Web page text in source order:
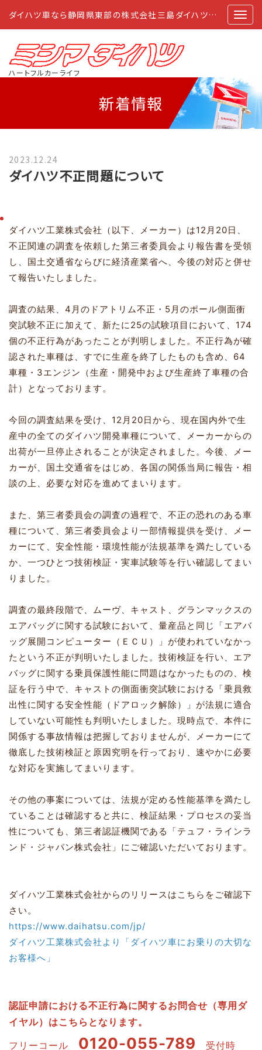
ダイハツ車なら静岡県東部の株式会社三島ダイハツにおまかせ
ハートフルカーライフ
新着情報
2023.12.24
ダイハツ不正問題について
ダイハツ工業株式会社（以下、メーカー）は12月20日、
不正関連の調査を依頼した第三者委員会より報告書を受領
し、国土交通省ならびに経済産業省へ、今後の対応と併せ
て報告いたしました。
調査の結果、4月のドアトリム不正・5月のポール側面衝
突試験不正に加えて、新たに25の試験項目において、174
個の不正行為があったことが判明しました。不正行為が確
認された車種は、すでに生産を終了したものも含め、64
車種・3エンジン（生産・開発中および生産終了車種の合
計）となっております。
今回の調査結果を受け、12月20日から、現在国内外で生
産中の全てのダイハツ開発車種について、メーカーからの
出荷が一旦停止されることが決定されました。今後、メー
カーが、国土交通省をはじめ、各国の関係当局に報告・相
談の上、必要な対応を進めてまいります。
また、第三者委員会の調査の過程で、不正の恐れのある車
種について、第三者委員会より一部情報提供を受け、メー
カーにて、安全性能・環境性能が法規基準を満たしている
か、一つひとつ技術検証・実車試験等を行い確認してまい
りました。
調査の最終段階で、ムーヴ、キャスト、グランマックスの
エアバッグに関する試験において、量産品と同じ「エアバ
ッグ展開コンピューター（ＥＣＵ）」が使われていなかっ
たという不正が判明いたしました。技術検証を行い、エア
バッグに関する乗員保護性能に問題はなかったものの、検
証を行う中で、キャストの側面衝突試験における「乗員救
出性に関する安全性能（ドアロック解除）」が法規に適合
していない可能性も判明いたしました。現時点で、本件に
関係する事故情報は把握しておりませんが、メーカーにて
徹底した技術検証と原因究明を行っており、速やかに必要
な対応を実施してまいります。
その他の事案については、法規が定める性能基準を満たし
ていることは確認すると共に、検証結果・プロセスの妥当
性についても、第三者認証機関である「テュフ・ラインラ
ンド・ジャパン株式会社」にご確認いただいております。
ダイハツ工業株式会社からのリリースはこちらをご確認下
さい。
https://www.daihatsu.com/jp/
ダイハツ工業株式会社より「ダイハツ車にお乗りの大切な
お客様へ」
認証申請における不正行為に関するお問合せ（専用ダ
イヤル）はこちらとなります。
フリーコール 0120-055-789 受付時